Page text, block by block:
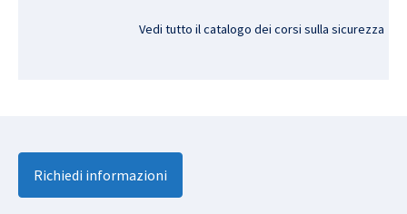
Vedi tutto il catalogo dei corsi sulla sicurezza
Richiedi informazioni